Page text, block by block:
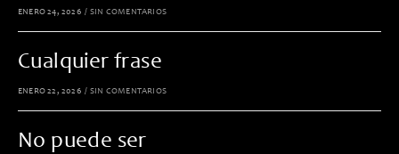
ENERO 24, 2026 / SIN COMENTARIOS
Cualquier frase
ENERO 22, 2026 / SIN COMENTARIOS
No puede ser